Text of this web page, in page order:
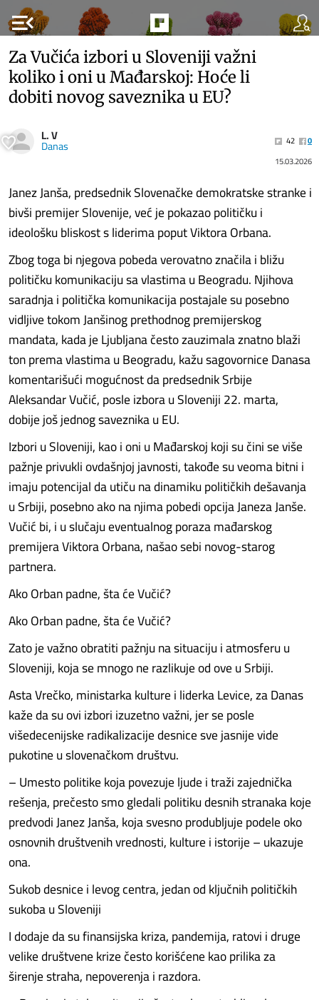
menu_open
Za Vučića izbori u Sloveniji važni
koliko i oni u Mađarskoj: Hoće li
dobiti novog saveznika u EU?
L. V
Danas 42
0
15.03.2026
Janez Janša, predsednik Slovenačke demokratske stranke i
bivši premijer Slovenije, već je pokazao političku i
ideološku bliskost s liderima poput Viktora Orbana.
Zbog toga bi njegova pobeda verovatno značila i bližu
političku komunikaciju sa vlastima u Beogradu. Njihova
saradnja i politička komunikacija postajale su posebno
vidljive tokom Janšinog prethodnog premijerskog
mandata, kada je Ljubljana često zauzimala znatno blaži
ton prema vlastima u Beogradu, kažu sagovornice Danasa
komentarišući mogućnost da predsednik Srbije
Aleksandar Vučić, posle izbora u Sloveniji 22. marta,
dobije još jednog saveznika u EU.
Izbori u Sloveniji, kao i oni u Mađarskoj koji su čini se više
pažnje privukli ovdašnjoj javnosti, takođe su veoma bitni i
imaju potencijal da utiču na dinamiku političkih dešavanja
u Srbiji, posebno ako na njima pobedi opcija Janeza Janše.
Vučić bi, i u slučaju eventualnog poraza mađarskog
premijera Viktora Orbana, našao sebi novog-starog
partnera.
Ako Orban padne, šta će Vučić?
Ako Orban padne, šta će Vučić?
Zato je važno obratiti pažnju na situaciju i atmosferu u
Sloveniji, koja se mnogo ne razlikuje od ove u Srbiji.
Asta Vrečko, ministarka kulture i liderka Levice, za Danas
kaže da su ovi izbori izuzetno važni, jer se posle
višedecenijske radikalizacije desnice sve jasnije vide
pukotine u slovenačkom društvu.
– Umesto politike koja povezuje ljude i traži zajednička
rešenja, prečesto smo gledali politiku desnih stranaka koje
predvodi Janez Janša, koja svesno produbljuje podele oko
osnovnih društvenih vrednosti, kulture i istorije – ukazuje
ona.
Sukob desnice i levog centra, jedan od ključnih političkih
sukoba u Sloveniji
I dodaje da su finansijska kriza, pandemija, ratovi i druge
velike društvene krize često korišćene kao prilika za
širenje straha, nepoverenja i razdora.